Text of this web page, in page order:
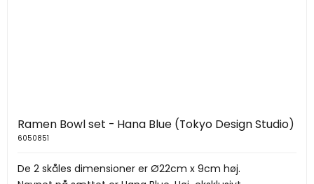
Ramen Bowl set - Hana Blue (Tokyo Design Studio)
6050851
De 2 skåles dimensioner er Ø22cm x 9cm høj.